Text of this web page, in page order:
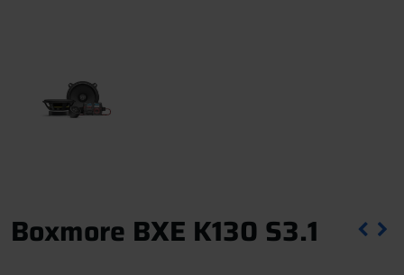
Boxmore BXE K130 S3.1